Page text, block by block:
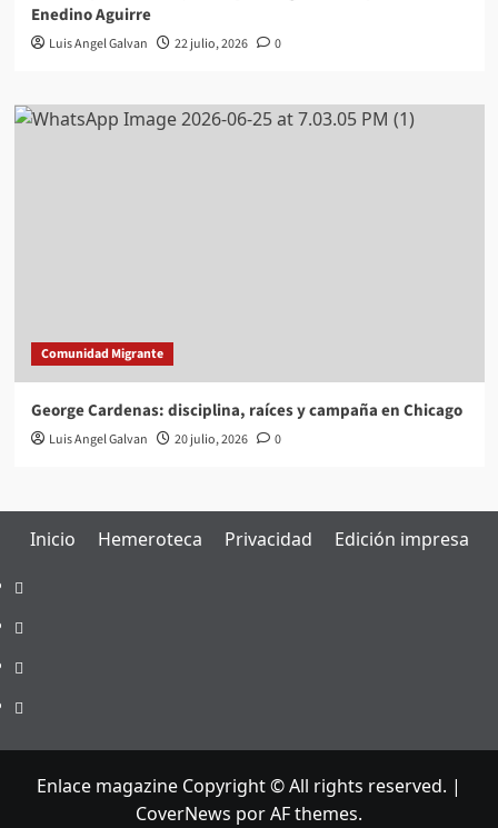
Enedino Aguirre
Luis Angel Galvan 22 julio, 2026 0
Comunidad Migrante
George Cardenas: disciplina, raíces y campaña en Chicago
Luis Angel Galvan 20 julio, 2026 0
Inicio Hemeroteca Privacidad Edición impresa
Inicio
Hemeroteca
Privacidad
Edición
Enlace magazine Copyright © All rights reserved. |
CoverNews por AF themes.